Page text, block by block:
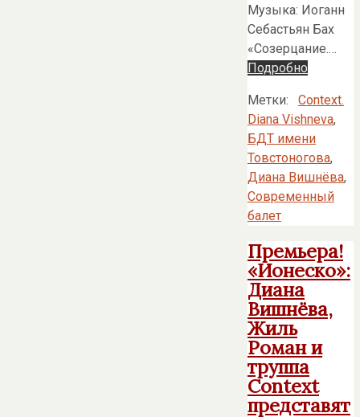
Музыка: Иоганн
Себастьян Бах
«Созерцание.…
Подробно
Метки:
Context.
Diana Vishneva,
БДТ имени
Товстоногова,
Диана Вишнёва,
Современный
балет
Премьера!
«Ионеско»:
Диана
Вишнёва,
Жиль
Роман и
труппа
Context
представят